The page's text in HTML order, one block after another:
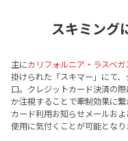
スキミング
主にカリフォルニア・ラスベ
掛けられた「スキマー」にて
口。クレジットカード決済の
か注視することで牽制効果に
カード利用お知らせメールお
使用に気付くことが可能となり